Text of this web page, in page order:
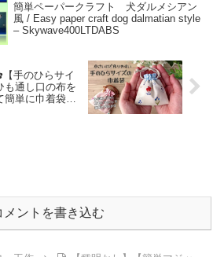
簡単ペーパークラフト 犬ダルメシアン
風 / Easy paper craft dog dalmatian style
– Skywave400LTDABS
手のひらサイ
も通し口の布を
簡単に巾着袋が
メントを書き込む